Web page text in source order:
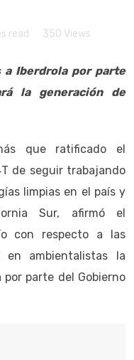
read 350 Views
a Iberdrola por parte
la generación de
que ratificado el
de seguir trabajando
limpias en el país y
Sur, afirmó el
con respecto a las
ambientalistas la
por parte del Gobierno